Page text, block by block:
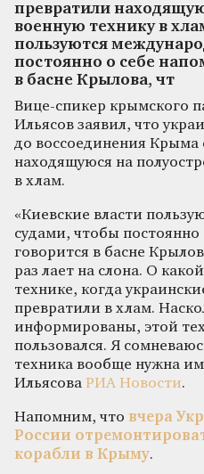
превратили
военную технику в
пользуются
постоянно о себе
в басне Крылова, чт
Вице-спикер крымского
Ильясов заявил, что
до воссоединения Крыма
находящуюся на
в хлам.
«Киевские власти
судами, чтобы
говорится в басне
раз лает на слона. О
технике, когда
превратили в хлам.
информированы, этой
пользовался. Я
техника вообще нужна
Ильясова РИА Новости.
Напомним, что вчера
России
корабли в Крыму.